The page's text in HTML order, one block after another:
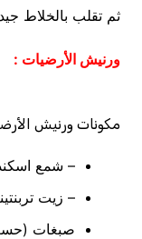
ثم تقلب بالخلاط
ورنيش الأرضيات :
مكونات ورنيش
– شمع
– زيت
صبغات